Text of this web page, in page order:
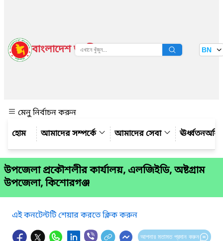
বাংলাদেশ জাতীয় তথ্য বাতায়ন BN
মেনু নির্বাচন করুন
আমাদের সম্পর্কে
আমাদের সেবা
উপজেলা প্রকৌশলীর কার্যালয়, এলজিইডি, অষ্টগ্রাম
উপজেলা, কিশোরগঞ্জ
এই কনটেন্টটি শেয়ার করতে ক্লিক করুন
আপনার মতামত প্রদান করুন